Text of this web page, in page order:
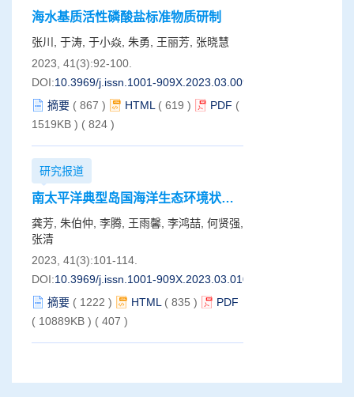
海水基质活性磷酸盐标准物质研制
张川, 于涛, 于小焱, 朱勇, 王丽芳, 张晓慧
2023, 41(3):92-100.
DOI:10.3969/j.issn.1001-909X.2023.03.009
摘要 ( 867 ) HTML ( 619 ) PDF (
1519KB ) ( 824 )
研究报道
南太平洋典型岛国海洋生态环境状况
及其对汤加火山爆发的响应
龚芳, 朱伯仲, 李腾, 王雨馨, 李鸿喆, 何贤强,
张清
2023, 41(3):101-114.
DOI:10.3969/j.issn.1001-909X.2023.03.010
摘要 ( 1222 ) HTML ( 835 )
PDF
( 10889KB ) ( 407 )